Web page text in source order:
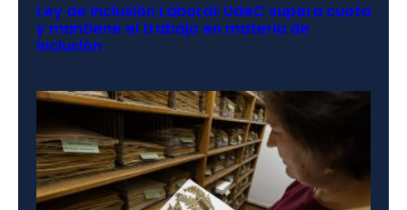
Ley de Inclusión Laboral: UdeC supera cuota
y mantiene el trabajo en materia de
inclusión